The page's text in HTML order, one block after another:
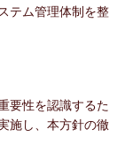
テム管理体制を整
要性を認識するた
施し、本方針の徹